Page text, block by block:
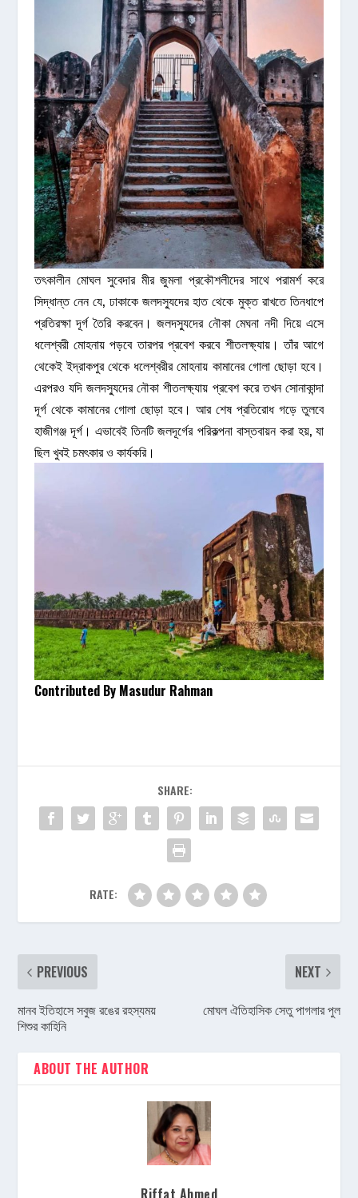
তৎকালীন মোঘল সুবেদার মীর জুমলা প্রকৌশলীদের সাথে পরামর্শ করে
সিদ্ধান্ত নেন যে, ঢাকাকে জলদস্যুদের হাত থেকে মুক্ত রাখতে তিনধাপে
প্রতিরক্ষা দূর্গ তৈরি করবেন। জলদস্যুদের নৌকা মেঘনা নদী দিয়ে এসে
ধলেশ্বরী মোহনায় পড়বে তারপর প্রবেশ করবে শীতলক্ষ্যায়। তাঁর আগে
থেকেই ইদ্রাকপুর থেকে ধলেশ্বরীর মোহনায় কামানের গোলা ছোড়া হবে।
এরপরও যদি জলদস্যুদের নৌকা শীতলক্ষ্যায় প্রবেশ করে তখন সোনাকান্দা
দূর্গ থেকে কামানের গোলা ছোড়া হবে। আর শেষ প্রতিরোধ গড়ে তুলবে
হাজীগঞ্জ দূর্গ। এভাবেই তিনটি জলদূর্গের পরিকল্পনা বাস্তবায়ন করা হয়, যা
ছিল খুবই চমৎকার ও কার্যকরি।
Contributed By Masudur Rahman
SHARE:
RATE:
PREVIOUS
মানব ইতিহাসে সবুজ রঙের রহস্যময়
শিশুর কাহিনি
NEXT
মোঘল ঐতিহাসিক সেতু পাগলার পুল
ABOUT THE AUTHOR
Riffat Ahmed